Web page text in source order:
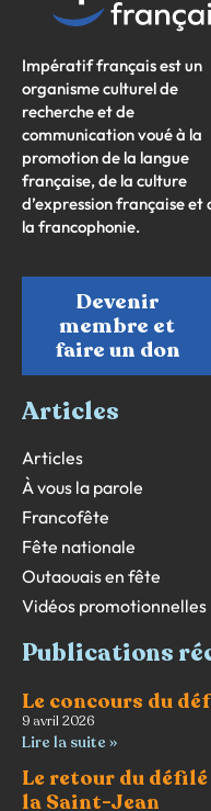
Impératif français est un
organisme culturel de
recherche et de
communication voué à la
promotion de la langue
française, de la culture
d’expression française et
la francophonie.
Devenir
membre et
faire un don
Articles
Articles
À vous la parole
Francofête
Fête nationale
Outaouais en fête
Vidéos promotionnelles
Publications
Le concours du
9 avril 2026
Lire la suite »
Le retour du
la Saint-Jean